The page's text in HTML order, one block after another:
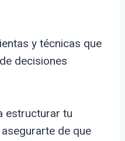
y técnicas que
decisiones
estructurar tu
de que